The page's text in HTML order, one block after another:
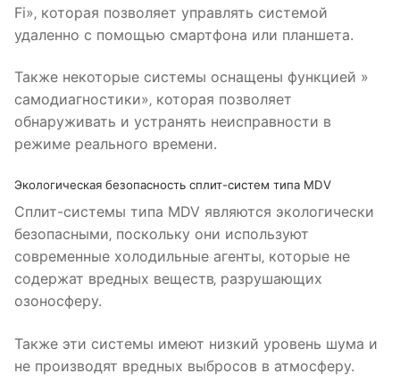
Fi»‚ которая позволяет управлять системой
удаленно с помощью смартфона или планшета.
Также некоторые системы оснащены функцией »
самодиагностики»‚ которая позволяет
обнаруживать и устранять неисправности в
режиме реального времени.
Экологическая безопасность сплит-систем типа MDV
Сплит-системы типа MDV являются экологически
безопасными‚ поскольку они используют
современные холодильные агенты‚ которые не
содержат вредных веществ‚ разрушающих
озоносферу.
Также эти системы имеют низкий уровень шума и
не производят вредных выбросов в атмосферу.